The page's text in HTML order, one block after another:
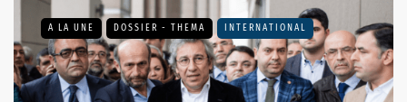
A LA UNE DOSSIER - THEMA INTERNATIONAL